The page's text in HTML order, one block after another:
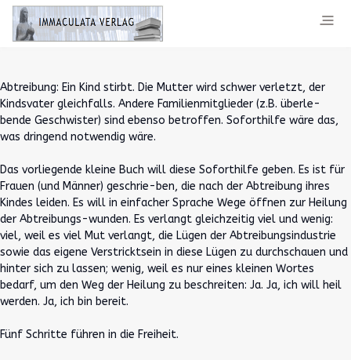
Abtreibung: Ein Kind stirbt. Die Mutter wird schwer verletzt, der
Kindsvater gleichfalls. Andere Familienmitglieder (z.B. überle-
bende Geschwister) sind ebenso betroffen. Soforthilfe wäre das,
was dringend notwendig wäre.
Das vorliegende kleine Buch will diese Soforthilfe geben. Es ist für
Frauen (und Männer) geschrie-ben, die nach der Abtreibung ihres
Kindes leiden. Es will in einfacher Sprache Wege öffnen zur Heilung
der Abtreibungs-wunden. Es verlangt gleichzeitig viel und wenig:
viel, weil es viel Mut verlangt, die Lügen der Abtreibungsindustrie
sowie das eigene Verstricktsein in diese Lügen zu durchschauen und
hinter sich zu lassen; wenig, weil es nur eines kleinen Wortes
bedarf, um den Weg der Heilung zu beschreiten: Ja. Ja, ich will heil
werden. Ja, ich bin bereit.
Fünf Schritte führen in die Freiheit.